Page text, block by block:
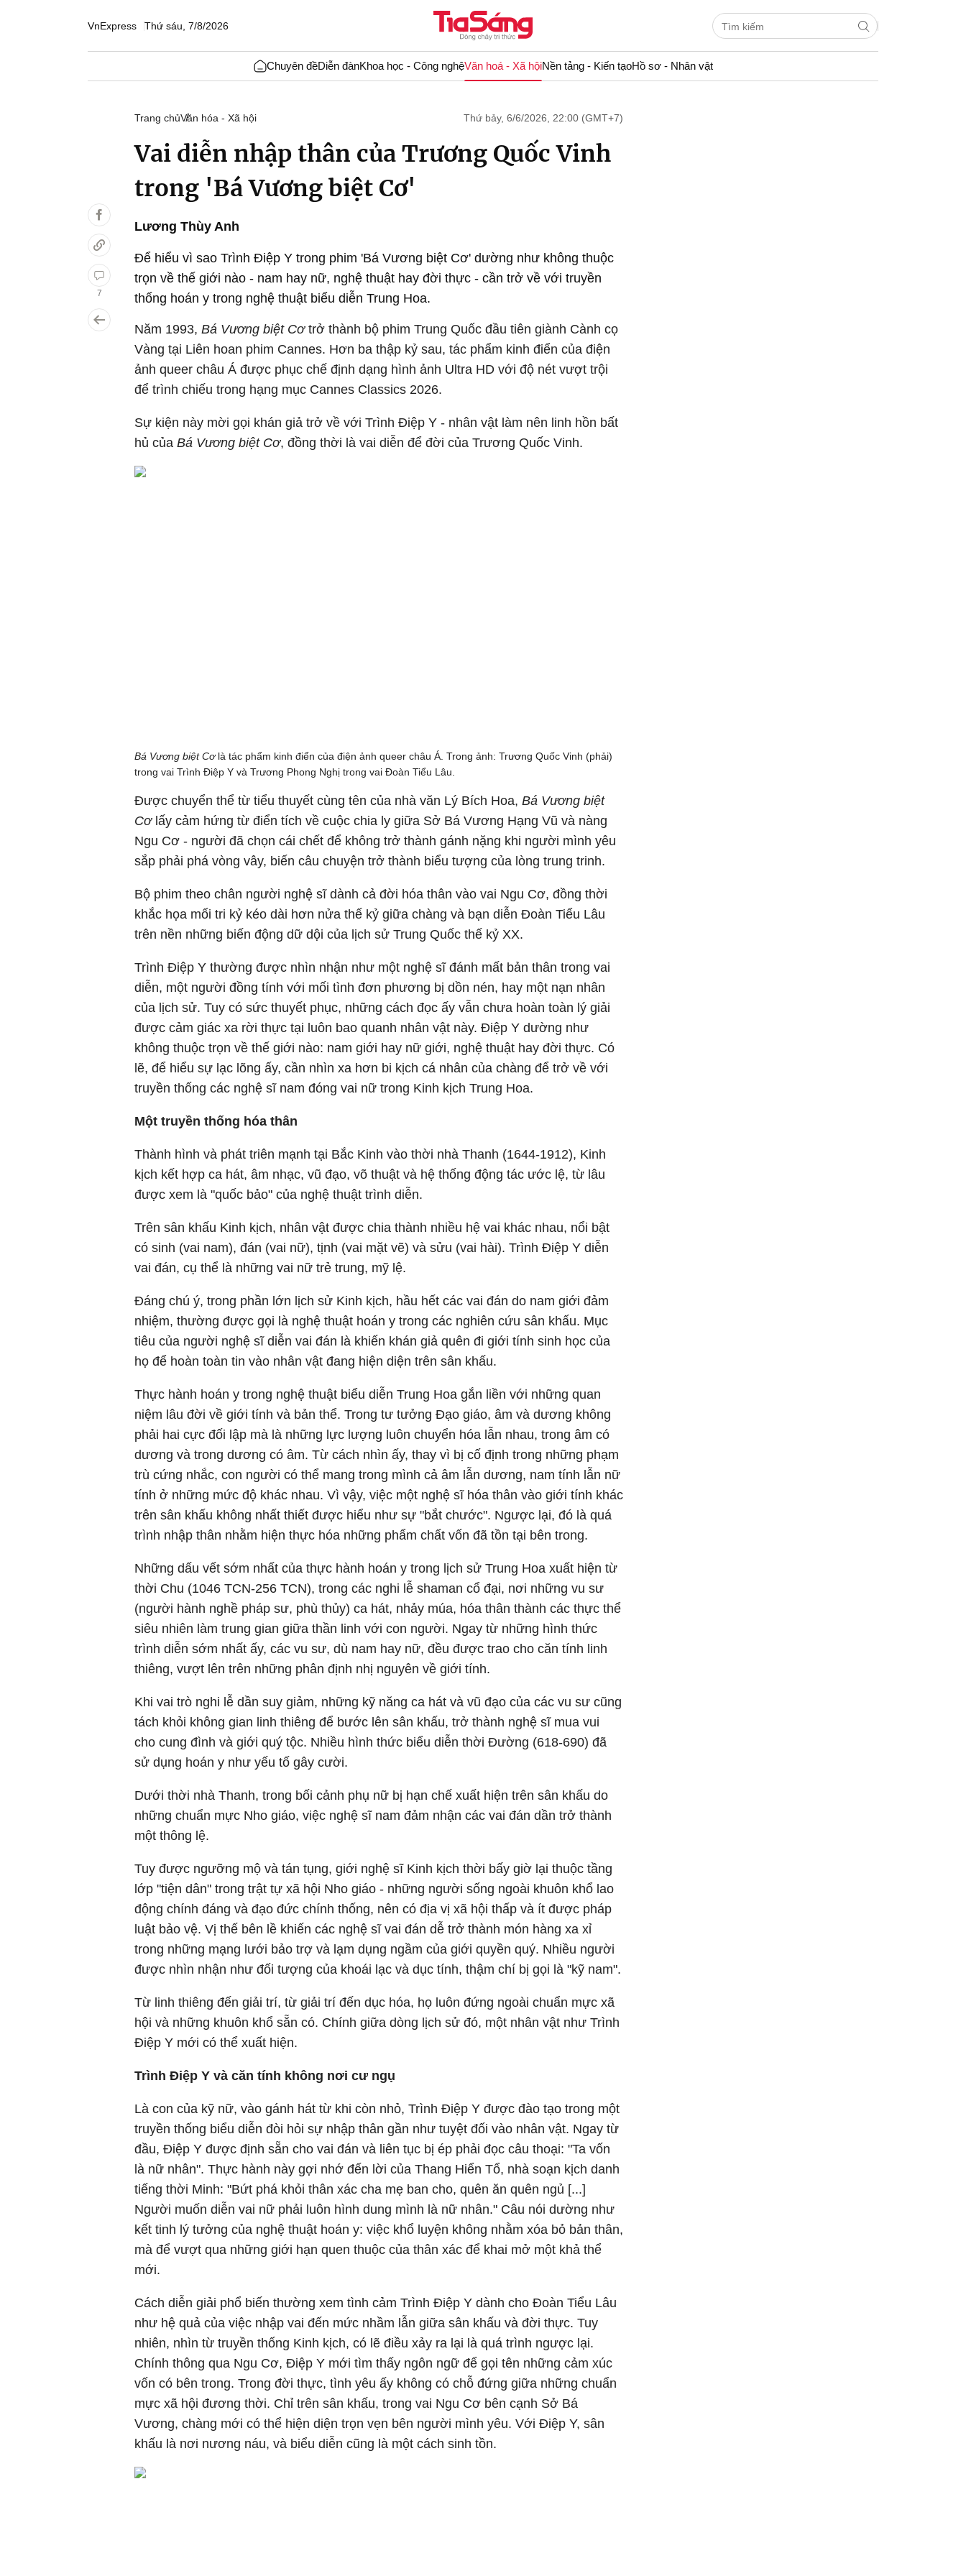
VnExpress Thứ sáu, 7/8/2026
Chuyên đềDiễn đànKhoa học - Công nghệVăn hoá - Xã hộiNền tảng - Kiến tạoHồ sơ - Nhân vật
7
Trang chủVăn hóa - Xã hội Thứ bảy, 6/6/2026, 22:00 (GMT+7)
Vai diễn nhập thân của Trương Quốc Vinh
trong 'Bá Vương biệt Cơ'
Lương Thùy Anh
Để hiểu vì sao Trình Điệp Y trong phim 'Bá Vương biệt Cơ' dường như không thuộc
trọn về thế giới nào - nam hay nữ, nghệ thuật hay đời thực - cần trở về với truyền
thống hoán y trong nghệ thuật biểu diễn Trung Hoa.
Năm 1993, Bá Vương biệt Cơtrở thành bộ phim Trung Quốc đầu tiên giành Cành cọ
Vàng tại Liên hoan phim Cannes. Hơn ba thập kỷ sau, tác phẩm kinh điển của điện
ảnh queer châu Á được phục chế định dạng hình ảnh Ultra HD với độ nét vượt trội
để trình chiếu trong hạng mục Cannes Classics 2026.
Sự kiện này mời gọi khán giả trở về với Trình Điệp Y - nhân vật làm nên linh hồn bất
hủ của Bá Vương biệt Cơ, đồng thời là vai diễn để đời của Trương Quốc Vinh.
Bá Vương biệt Cơlà tác phẩm kinh điển của điện ảnh queer châu Á. Trong ảnh: Trương Quốc Vinh (phải)
trong vai Trình Điệp Y và Trương Phong Nghị trong vai Đoàn Tiểu Lâu.
Được chuyển thể từ tiểu thuyết cùng tên của nhà văn Lý Bích Hoa, Bá Vương biệt
Cơlấy cảm hứng từ điển tích về cuộc chia ly giữa Sở Bá Vương Hạng Vũ và nàng
Ngu Cơ - người đã chọn cái chết để không trở thành gánh nặng khi người mình yêu
sắp phải phá vòng vây, biến câu chuyện trở thành biểu tượng của lòng trung trinh.
Bộ phim theo chân người nghệ sĩ dành cả đời hóa thân vào vai Ngu Cơ, đồng thời
khắc họa mối tri kỷ kéo dài hơn nửa thế kỷ giữa chàng và bạn diễn Đoàn Tiểu Lâu
trên nền những biến động dữ dội của lịch sử Trung Quốc thế kỷ XX.
Trình Điệp Y thường được nhìn nhận như một nghệ sĩ đánh mất bản thân trong vai
diễn, một người đồng tính với mối tình đơn phương bị dồn nén, hay một nạn nhân
của lịch sử. Tuy có sức thuyết phục, những cách đọc ấy vẫn chưa hoàn toàn lý giải
được cảm giác xa rời thực tại luôn bao quanh nhân vật này. Điệp Y dường như
không thuộc trọn về thế giới nào: nam giới hay nữ giới, nghệ thuật hay đời thực. Có
lẽ, để hiểu sự lạc lõng ấy, cần nhìn xa hơn bi kịch cá nhân của chàng để trở về với
truyền thống các nghệ sĩ nam đóng vai nữ trong Kinh kịch Trung Hoa.
Một truyền thống hóa thân
Thành hình và phát triên mạnh tại Bắc Kinh vào thời nhà Thanh (1644-1912), Kinh
kịch kết hợp ca hát, âm nhạc, vũ đạo, võ thuật và hệ thống động tác ước lệ, từ lâu
được xem là "quốc bảo" của nghệ thuật trình diễn.
Trên sân khấu Kinh kịch, nhân vật được chia thành nhiều hệ vai khác nhau, nổi bật
có sinh (vai nam), đán (vai nữ), tịnh (vai mặt vẽ) và sửu (vai hài). Trình Điệp Y diễn
vai đán, cụ thể là những vai nữ trẻ trung, mỹ lệ.
Đáng chú ý, trong phần lớn lịch sử Kinh kịch, hầu hết các vai đán do nam giới đảm
nhiệm, thường được gọi là nghệ thuật hoán y trong các nghiên cứu sân khấu. Mục
tiêu của người nghệ sĩ diễn vai đán là khiến khán giả quên đi giới tính sinh học của
họ để hoàn toàn tin vào nhân vật đang hiện diện trên sân khấu.
Thực hành hoán y trong nghệ thuật biểu diễn Trung Hoa gắn liền với những quan
niệm lâu đời về giới tính và bản thể. Trong tư tưởng Đạo giáo, âm và dương không
phải hai cực đối lập mà là những lực lượng luôn chuyển hóa lẫn nhau, trong âm có
dương và trong dương có âm. Từ cách nhìn ấy, thay vì bị cố định trong những phạm
trù cứng nhắc, con người có thể mang trong mình cả âm lẫn dương, nam tính lẫn nữ
tính ở những mức độ khác nhau. Vì vậy, việc một nghệ sĩ hóa thân vào giới tính khác
trên sân khấu không nhất thiết được hiểu như sự "bắt chước". Ngược lại, đó là quá
trình nhập thân nhằm hiện thực hóa những phẩm chất vốn đã tồn tại bên trong.
Những dấu vết sớm nhất của thực hành hoán y trong lịch sử Trung Hoa xuất hiện từ
thời Chu (1046 TCN-256 TCN), trong các nghi lễ shaman cổ đại, nơi những vu sư
(người hành nghề pháp sư, phù thủy) ca hát, nhảy múa, hóa thân thành các thực thể
siêu nhiên làm trung gian giữa thần linh với con người. Ngay từ những hình thức
trình diễn sớm nhất ấy, các vu sư, dù nam hay nữ, đều được trao cho căn tính linh
thiêng, vượt lên trên những phân định nhị nguyên về giới tính.
Khi vai trò nghi lễ dần suy giảm, những kỹ năng ca hát và vũ đạo của các vu sư cũng
tách khỏi không gian linh thiêng để bước lên sân khấu, trở thành nghệ sĩ mua vui
cho cung đình và giới quý tộc. Nhiều hình thức biểu diễn thời Đường (618-690) đã
sử dụng hoán y như yếu tố gây cười.
Dưới thời nhà Thanh, trong bối cảnh phụ nữ bị hạn chế xuất hiện trên sân khấu do
những chuẩn mực Nho giáo, việc nghệ sĩ nam đảm nhận các vai đán dần trở thành
một thông lệ.
Tuy được ngưỡng mộ và tán tụng, giới nghệ sĩ Kinh kịch thời bấy giờ lại thuộc tầng
lớp "tiện dân" trong trật tự xã hội Nho giáo - những người sống ngoài khuôn khổ lao
động chính đáng và đạo đức chính thống, nên có địa vị xã hội thấp và ít được pháp
luật bảo vệ. Vị thế bên lề khiến các nghệ sĩ vai đán dễ trở thành món hàng xa xỉ
trong những mạng lưới bảo trợ và lạm dụng ngầm của giới quyền quý. Nhiều người
được nhìn nhận như đối tượng của khoái lạc và dục tính, thậm chí bị gọi là "kỹ nam".
Từ linh thiêng đến giải trí, từ giải trí đến dục hóa, họ luôn đứng ngoài chuẩn mực xã
hội và những khuôn khổ sẵn có. Chính giữa dòng lịch sử đó, một nhân vật như Trình
Điệp Y mới có thể xuất hiện.
Trình Điệp Y và căn tính không nơi cư ngụ
Là con của kỹ nữ, vào gánh hát từ khi còn nhỏ, Trình Điệp Y được đào tạo trong một
truyền thống biểu diễn đòi hỏi sự nhập thân gần như tuyệt đối vào nhân vật. Ngay từ
đầu, Điệp Y được định sẵn cho vai đán và liên tục bị ép phải đọc câu thoại: "Ta vốn
là nữ nhân". Thực hành này gợi nhớ đến lời của Thang Hiển Tổ, nhà soạn kịch danh
tiếng thời Minh: "Bứt phá khỏi thân xác cha mẹ ban cho, quên ăn quên ngủ [...]
Người muốn diễn vai nữ phải luôn hình dung mình là nữ nhân." Câu nói dường như
kết tinh lý tưởng của nghệ thuật hoán y: việc khổ luyện không nhằm xóa bỏ bản thân,
mà để vượt qua những giới hạn quen thuộc của thân xác để khai mở một khả thể
mới.
Cách diễn giải phổ biến thường xem tình cảm Trình Điệp Y dành cho Đoàn Tiểu Lâu
như hệ quả của việc nhập vai đến mức nhầm lẫn giữa sân khấu và đời thực. Tuy
nhiên, nhìn từ truyền thống Kinh kịch, có lẽ điều xảy ra lại là quá trình ngược lại.
Chính thông qua Ngu Cơ, Điệp Y mới tìm thấy ngôn ngữ để gọi tên những cảm xúc
vốn có bên trong. Trong đời thực, tình yêu ấy không có chỗ đứng giữa những chuẩn
mực xã hội đương thời. Chỉ trên sân khấu, trong vai Ngu Cơ bên cạnh Sở Bá
Vương, chàng mới có thể hiện diện trọn vẹn bên người mình yêu. Với Điệp Y, sân
khấu là nơi nương náu, và biểu diễn cũng là một cách sinh tồn.